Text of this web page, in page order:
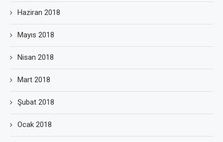
Haziran 2018
Mayıs 2018
Nisan 2018
Mart 2018
Şubat 2018
Ocak 2018